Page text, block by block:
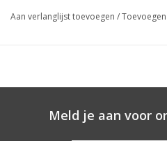
Aan verlanglijst toevoegen /
Meld je aan voor